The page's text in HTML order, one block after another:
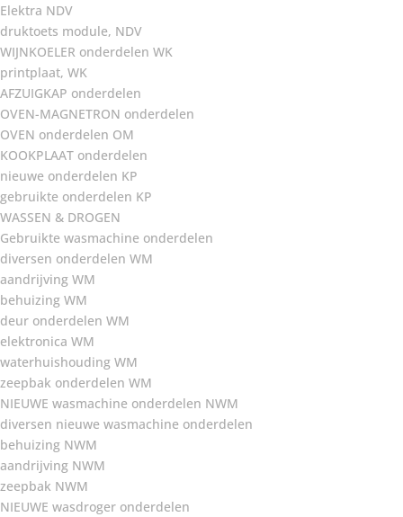
Elektra NDV
druktoets module, NDV
WIJNKOELER onderdelen WK
printplaat, WK
AFZUIGKAP onderdelen
OVEN-MAGNETRON onderdelen
OVEN onderdelen OM
KOOKPLAAT onderdelen
nieuwe onderdelen KP
gebruikte onderdelen KP
WASSEN & DROGEN
Gebruikte wasmachine onderdelen
diversen onderdelen WM
aandrijving WM
behuizing WM
deur onderdelen WM
elektronica WM
waterhuishouding WM
zeepbak onderdelen WM
NIEUWE wasmachine onderdelen NWM
diversen nieuwe wasmachine onderdelen
behuizing NWM
aandrijving NWM
zeepbak NWM
NIEUWE wasdroger onderdelen